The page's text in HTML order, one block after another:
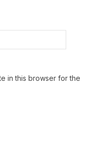
in this browser for the